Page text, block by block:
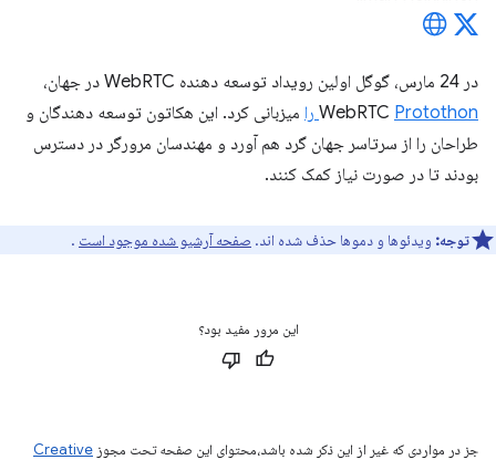
در 24 مارس، گوگل اولین رویداد توسعه دهنده WebRTC در جهان،
WebRTC Protothon را
میزبانی کرد. این هکاتون توسعه دهندگان و
طراحان را از سرتاسر جهان گرد هم آورد و مهندسان مرورگر در دسترس
بودند تا در صورت نیاز کمک کنند.
توجه: ویدئوها و دموها حذف شده اند. صفحه آرشیو شده موجود است .
این مرور مفید بود؟
جز در مواردی که غیر از این ذکر شده باشد،‌محتوای این صفحه تحت مجوز Creative